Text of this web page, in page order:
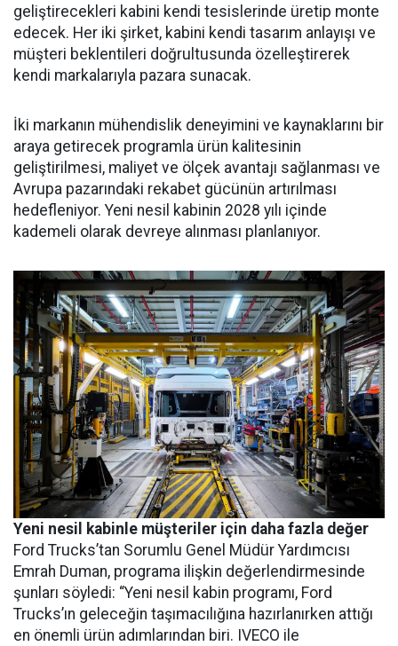
geliştirecekleri kabini kendi tesislerinde üretip monte
edecek. Her iki şirket, kabini kendi tasarım anlayışı ve
müşteri beklentileri doğrultusunda özelleştirerek
kendi markalarıyla pazara sunacak.
İki markanın mühendislik deneyimini ve kaynaklarını bir
araya getirecek programla ürün kalitesinin
geliştirilmesi, maliyet ve ölçek avantajı sağlanması ve
Avrupa pazarındaki rekabet gücünün artırılması
hedefleniyor. Yeni nesil kabinin 2028 yılı içinde
kademeli olarak devreye alınması planlanıyor.
Yeni nesil kabinle müşteriler için daha fazla değer
Ford Trucks’tan Sorumlu Genel Müdür Yardımcısı
Emrah Duman, programa ilişkin değerlendirmesinde
şunları söyledi: “Yeni nesil kabin programı, Ford
Trucks’ın geleceğin taşımacılığına hazırlanırken attığı
en önemli ürün adımlarından biri. IVECO ile